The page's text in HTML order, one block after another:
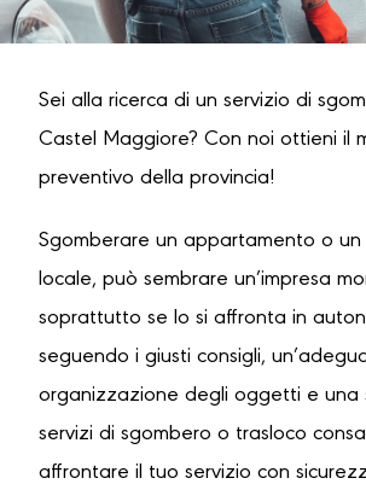
Sei alla ricerca di un servizio di
Castel Maggiore? Con noi ottieni il
preventivo della provincia!
Sgomberare un appartamento o un
locale, può sembrare un’impresa
soprattutto se lo si affronta in
seguendo i giusti consigli,
organizzazione degli oggetti e una
servizi di sgombero o trasloco
affrontare il tuo servizio con